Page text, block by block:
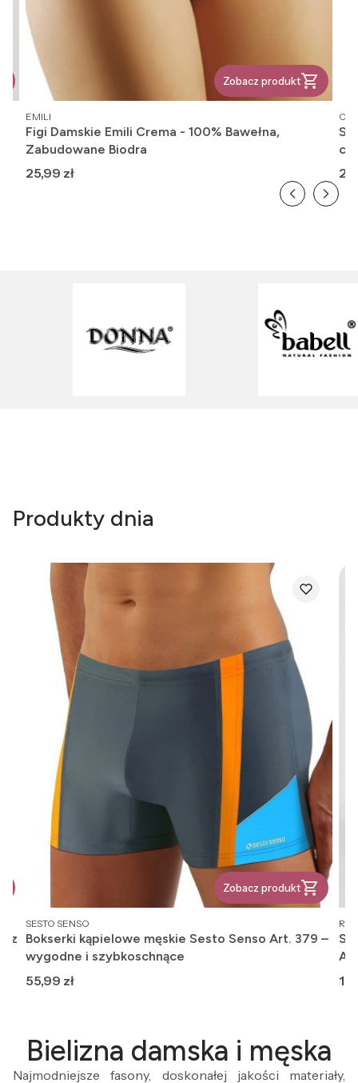
Zobacz produkt
PRODUCENT
EMILI
Figi Damskie Emili Crema - 100% Bawełna,
Zabudowane Biodra
Cena
25,99 zł
Produkty dnia
z
Zobacz produkt
PRODUCENT
SESTO SENSO
Bokserki kąpielowe męskie Sesto Senso Art. 379 –
wygodne i szybkoschnące
Cena
55,99 zł
Bielizna damska i męska
Najmodniejsze fasony, doskonałej jakości materiały,